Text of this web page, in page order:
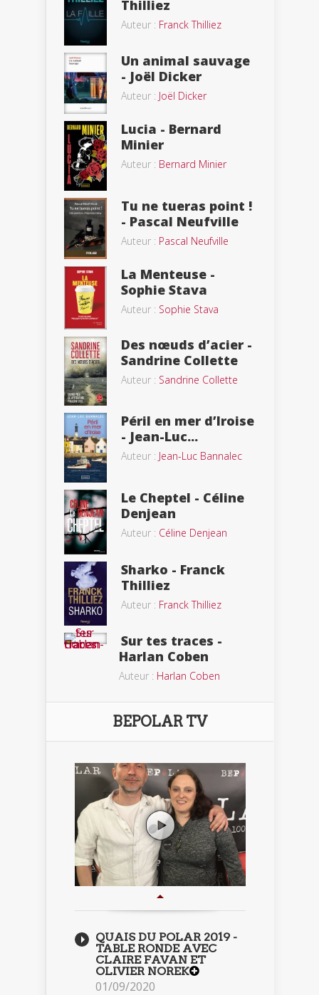
Thilliez
Auteur : Franck Thilliez
Un animal sauvage
- Joël Dicker
Auteur : Joël Dicker
Lucia - Bernard
Minier
Auteur : Bernard Minier
Tu ne tueras point !
- Pascal Neufville
Auteur : Pascal Neufville
La Menteuse -
Sophie Stava
Auteur : Sophie Stava
Des nœuds d’acier -
Sandrine Collette
Auteur : Sandrine Collette
Péril en mer d’Iroise
- Jean-Luc...
Auteur : Jean-Luc Bannalec
Le Cheptel - Céline
Denjean
Auteur : Céline Denjean
Sharko - Franck
Thilliez
Auteur : Franck Thilliez
Sur tes traces -
Harlan Coben
Auteur : Harlan Coben
BEPOLAR TV
QUAIS DU POLAR 2019 -
TABLE RONDE AVEC
CLAIRE FAVAN ET
OLIVIER NOREK
01/09/2020